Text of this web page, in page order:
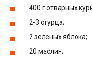
400 г отварных
2-3 огурца;
2 зеленых яблока;
20 маслин;